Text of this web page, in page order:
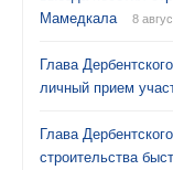
Мамедкала
8
Глава
личный прием
Глава
строительства